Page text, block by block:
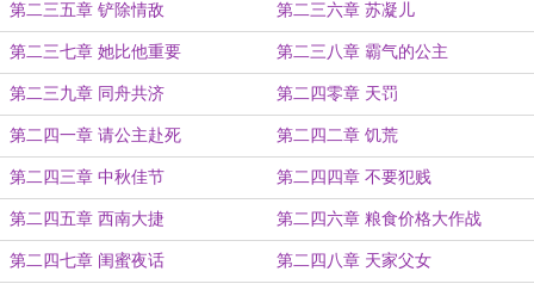
第二三五章 铲除情敌 第二三六章 苏凝儿
第二三七章 她比他重要 第二三八章 霸气的公主
第二三九章 同舟共济 第二四零章 天罚
第二四一章 请公主赴死 第二四二章 饥荒
第二四三章 中秋佳节 第二四四章 不要犯贱
第二四五章 西南大捷 第二四六章 粮食价格大作战
第二四七章 闺蜜夜话 第二四八章 天家父女